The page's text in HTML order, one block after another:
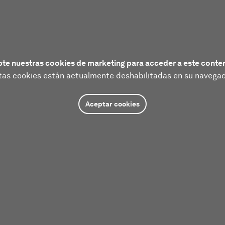
nuestras cookies de marketing para acceder a este
cookies están actualmente deshabilitadas en su
Aceptar cookies